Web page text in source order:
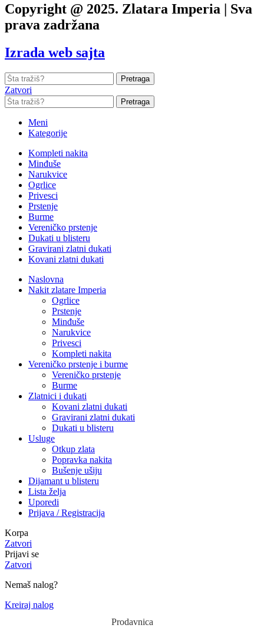
Copyright @ 2025. Zlatara Imperia | Sva
prava zadržana
Izrada web sajta
Pretraga
Zatvori
Pretraga
Meni
Kategorije
Kompleti nakita
Minđuše
Narukvice
Ogrlice
Privesci
Prstenje
Burme
Vereničko prstenje
Dukati u blisteru
Gravirani zlatni dukati
Kovani zlatni dukati
Naslovna
Nakit zlatare Imperia
Ogrlice
Prstenje
Minđuše
Narukvice
Privesci
Kompleti nakita
Vereničko prstenje i burme
Vereničko prstenje
Burme
Zlatnici i dukati
Kovani zlatni dukati
Gravirani zlatni dukati
Dukati u blisteru
Usluge
Otkup zlata
Popravka nakita
Bušenje ušiju
Dijamant u blisteru
Lista želja
Uporedi
Prijava / Registracija
Korpa
Zatvori
Prijavi se
Zatvori
Nemaš nalog?
Kreiraj nalog
Prodavnica